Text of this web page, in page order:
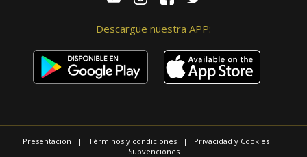
Descargue nuestra APP:
Presentación | Términos y condiciones | Privacidad y Cookies |
Subvenciones